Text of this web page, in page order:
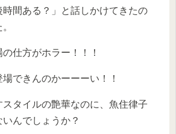
時間ある？」と話しかけてきたの
の仕方がホラー！！！
できんのかーーーい！！
タイルの艶華なのに、魚住律子
んでしょうか？